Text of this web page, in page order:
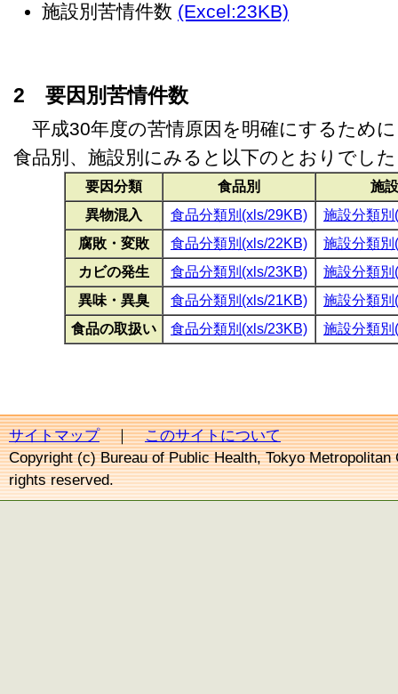
施設別苦情件数 (Excel:23KB)
2 要因別苦情件数
平成30年度の苦情原因を明確にするため
食品別、施設別にみると以下のとおりでし
要因分類 食品別
施
異物混入
食品分類別(xls/29KB)
施設分類
腐敗・変敗
食品分類別(xls/22KB)
施設分類
カビの発生
食品分類別(xls/23KB)
施設分類
異味・異臭
食品分類別(xls/21KB)
施設分類
食品の取扱い
食品分類別(xls/23KB) 施設分類
サイトマップ｜このサイトについて
Copyright (c) Bureau of Public Health, Tokyo Metropolitan
rights reserved.